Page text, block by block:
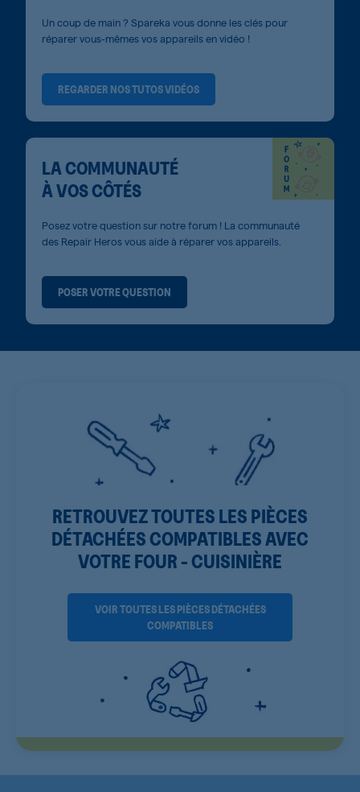
Un coup de main ? Spareka vous donne les clés pour
réparer vous-mêmes vos appareils en vidéo !
REGARDER NOS TUTOS VIDÉOS
LA COMMUNAUTÉ
À VOS CÔTÉS
Posez votre question sur notre forum ! La communauté
des Repair Heros vous aide à réparer vos appareils.
POSER VOTRE QUESTION
RETROUVEZ TOUTES LES PIÈCES
DÉTACHÉES COMPATIBLES AVEC
VOTRE FOUR - CUISINIÈRE
VOIR TOUTES LES PIÈCES DÉTACHÉES
COMPATIBLES